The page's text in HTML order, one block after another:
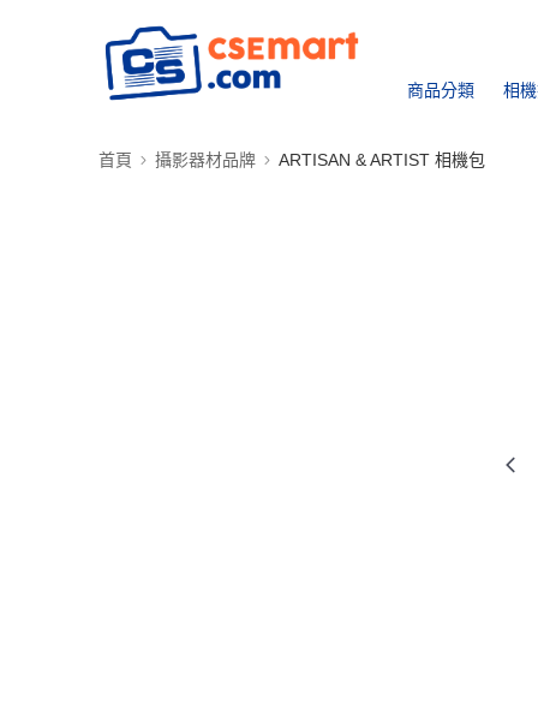
商品分類 相
首頁 攝影器材品牌 ARTISAN & ARTIST 相機包